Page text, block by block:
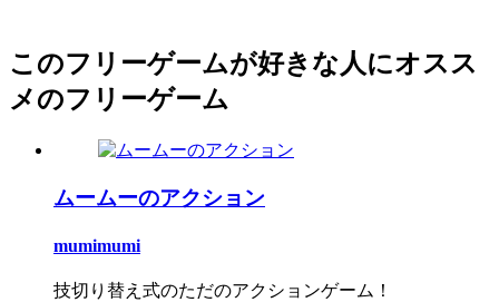
このフリーゲームが好きな人にオスス
メのフリーゲーム
ムームーのアクション
mumimumi
技切り替え式のただのアクションゲーム！